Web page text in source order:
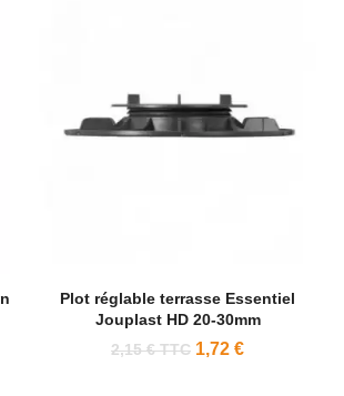
Plot réglable terrasse Essentiel
Jouplast HD 20-30mm
2,15 € TTC 1,72 €